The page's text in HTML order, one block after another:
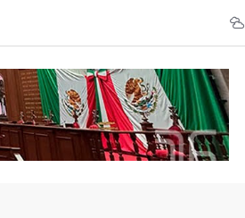
en Michoacán: evitan pago de más